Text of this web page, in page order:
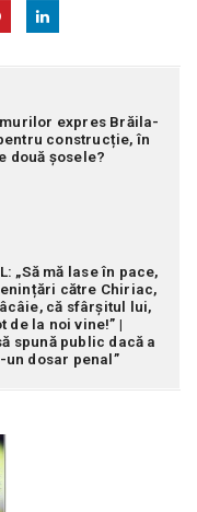
expres Brăila-
construcție, în
două șosele?
„Să mă lase în pace,
către Chiriac,
că sfârșitul lui,
de la noi vine!” |
spună public dacă a
dosar penal”